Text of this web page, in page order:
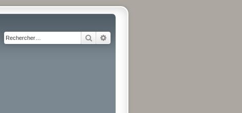
Rechercher